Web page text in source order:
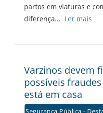
partos em viaturas e
diferença... Ler mais
Varzinos devem
possíveis
está em casa
Segurança Pública -